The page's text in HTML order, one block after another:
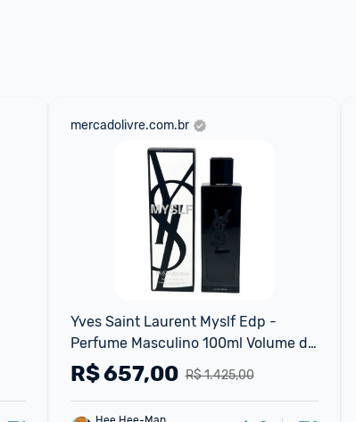
mercadolivre.com.br
Yves Saint Laurent Myslf Edp -
Perfume Masculino 100ml Volume da
unidade 100 mL.
R$ 1.425,00
R$657,00